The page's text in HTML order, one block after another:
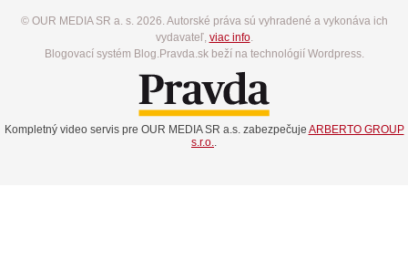
© OUR MEDIA SR a. s. 2026. Autorské práva sú vyhradené a vykonáva ich
vydavateľ, viac info.
Blogovací systém Blog.Pravda.sk beží na technológií Wordpress.
Kompletný video servis pre OUR MEDIA SR a.s. zabezpečuje ARBERTO GROUP
s.r.o..